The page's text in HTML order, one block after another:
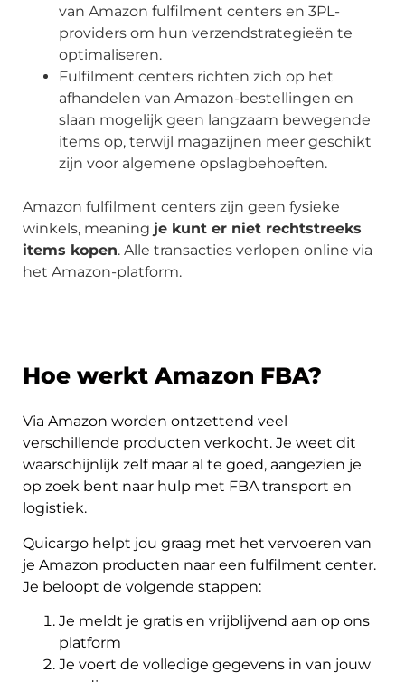
van Amazon fulfilment centers en 3PL-
providers om hun verzendstrategieën te
optimaliseren.
Fulfilment centers richten zich op het
afhandelen van Amazon-bestellingen en
slaan mogelijk geen langzaam bewegende
items op, terwijl magazijnen meer geschikt
zijn voor algemene opslagbehoeften.
Amazon fulfilment centers zijn geen fysieke
winkels, meaning je kunt er niet rechtstreeks
items kopen. Alle transacties verlopen online via
het Amazon-platform.
Hoe werkt Amazon FBA?
Via Amazon worden ontzettend veel
verschillende producten verkocht. Je weet dit
waarschijnlijk zelf maar al te goed, aangezien je
op zoek bent naar hulp met FBA transport en
logistiek.
Quicargo helpt jou graag met het vervoeren van
je Amazon producten naar een fulfilment center.
Je beloopt de volgende stappen:
Je meldt je gratis en vrijblijvend aan op ons
platform
Je voert de volledige gegevens in van jouw